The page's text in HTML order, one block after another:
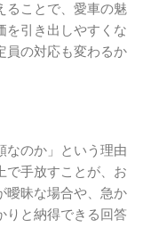
ることで、愛車の魅
を引き出しやすくな
員の対応も変わるか
なのか」という理由
で手放すことが、お
曖昧な場合や、急か
りと納得できる回答